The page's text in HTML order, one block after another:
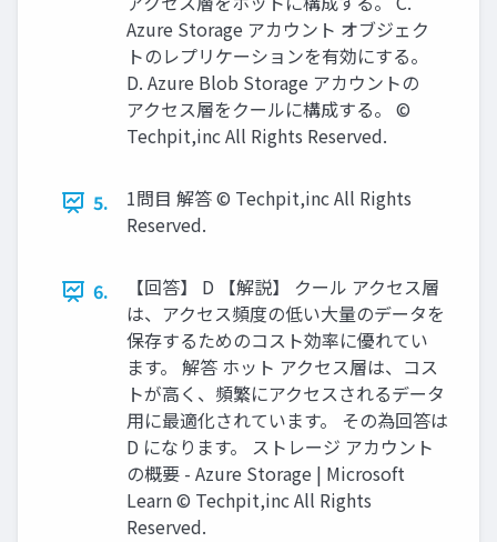
Azure Storage アカウント オブジェク
トのレプリケーションを有効にする。
D. Azure Blob Storage アカウントの
アクセス層をクールに構成する。 ©
Techpit,inc All Rights Reserved.
5.
1問目 解答 © Techpit,inc All Rights
Reserved.
6.
【回答】 D 【解説】 クール アクセス層
は、アクセス頻度の低い大量のデータを
保存するためのコスト効率に優れてい
ます。 解答 ホット アクセス層は、コス
トが高く、頻繁にアクセスされるデータ
用に最適化されています。 その為回答は
D になります。 ストレージ アカウント
の概要 - Azure Storage | Microsoft
Learn © Techpit,inc All Rights
Reserved.